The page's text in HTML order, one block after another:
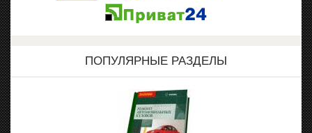
ПОПУЛЯРНЫЕ РАЗДЕЛЫ